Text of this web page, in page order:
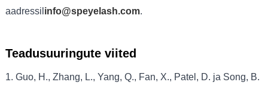
aadressil info@speyelash.com.
Teadusuuringute viited
1. Guo, H., Zhang, L., Yang, Q., Fan, X., Patel, D. ja Song, B.